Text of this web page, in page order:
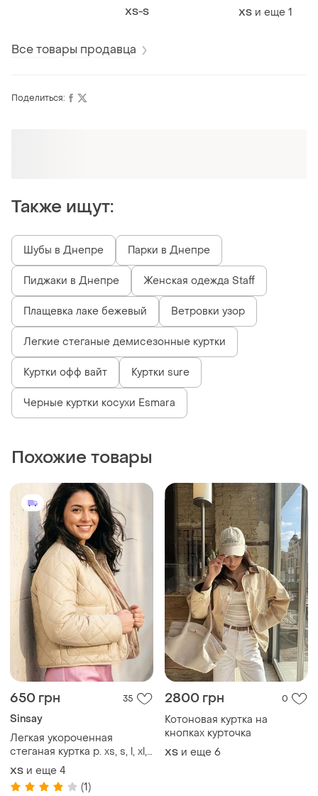
оригінал guess xs-s
XS-S
средней
mango 34(4)
ХS и еще 1
Все товары продавца
Поделиться:
Также ищут:
Шубы в Днепре Парки в Днепре
Пиджаки в Днепре Женская одежда Staff
Плащевка лаке бежевый Ветровки узор
Легкие стеганые демисезонные куртки
Куртки офф вайт Куртки sure
Черные куртки косухи Esmara
Похожие товары
650 грн 35
Sinsay
Легкая укороченная
стеганая куртка р. xs, s, l, xl,
xxl sinsay на кнопках
бежевая
ХS и еще 4
(1)
2800 грн 0
Котоновая куртка на
кнопках курточка
ХS и еще 6